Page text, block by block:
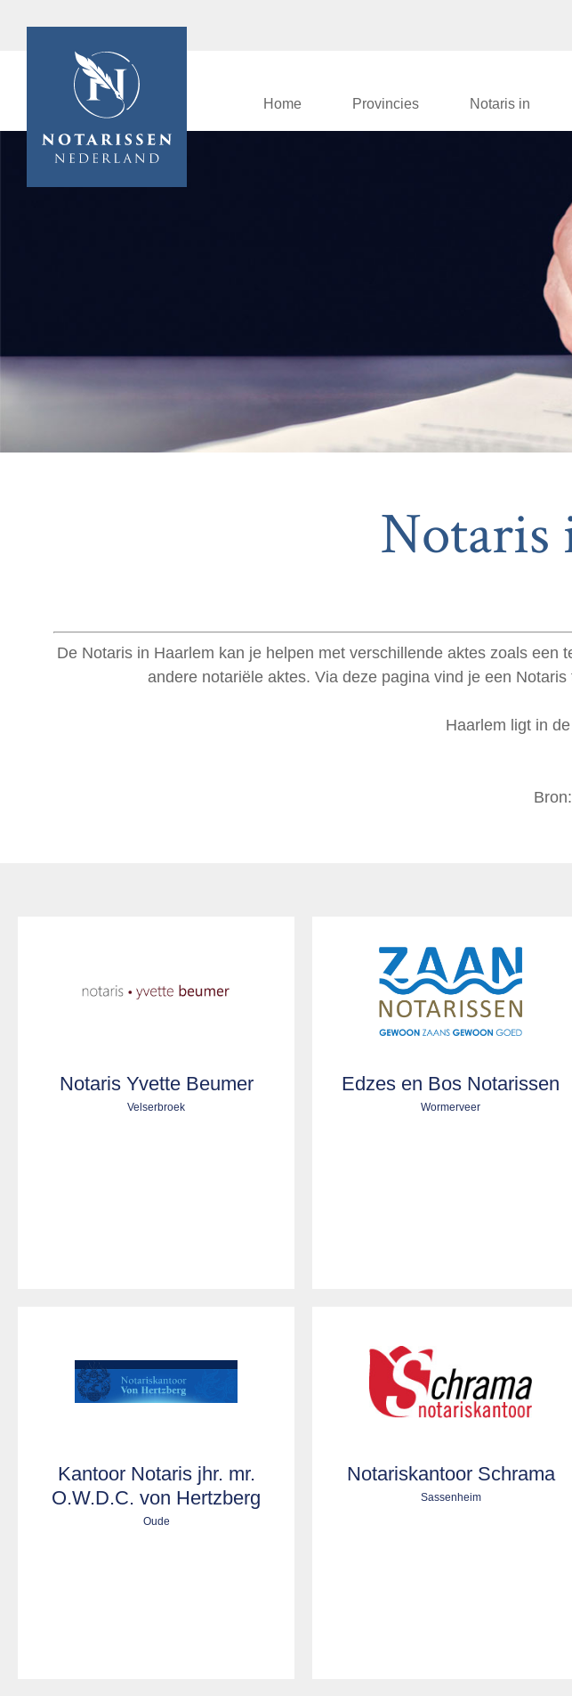
Home Provincies Notaris in
Notaris
De Notaris in Haarlem kan je helpen met verschillende aktes zoals
andere notariële aktes. Via deze pagina vind je een
Haarlem ligt in
Bron:
Notaris Yvette Beumer
Velserbroek
Edzes en Bos Notarissen
Wormerveer
Kantoor Notaris jhr. mr.
O.W.D.C. von Hertzberg
Oude
Notariskantoor Schrama
Sassenheim